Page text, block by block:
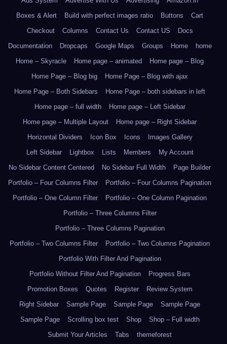
Boxes & Alert
Build with perfect images ratio Buttons
Cart
Checkout
Columns Contact Us Contact US
Docs
Documentation
Dropcaps Google Maps Groups Home
home
Home – Skyracle
Home page – animated
Home page – Blog
Home Page – Blog big
Home Page – Blog with ajax
Home Page – Both Sidebars
Home Page – both sidebars in left
Home page – full width
Home page – Left Sidebar
Home page – Multiple Layout
Home page – Right Sidebar
Horizontal Dividers
Icon Box Icons
Images Gallery
Left Sidebar
Lightbox Lists Members
My Account
No Sidebar Content Centered
No Sidebar Full Width
Page Builder
Portfolio – Four Columns Filter
Portfolio – Four Columns Pagination
Portfolio – One Column Filter
Portfolio – One Column Pagination
Portfolio – Three Columns Filter
Portfolio – Three Columns Pagination
Portfolio – Two Columns Filter
Portfolio – Two Columns Pagination
Portfolio With Filter And Pagination
Portfolio Without Filter And Pagination
Progress Bars
Promotion Boxes
Quotes Register
Review System
Right Sidebar
Sample Page Sample Page
Sample Page
Sample Page
Scrolling box test Shop
Shop – Full width
Submit Your Articles
Tabs themeforest